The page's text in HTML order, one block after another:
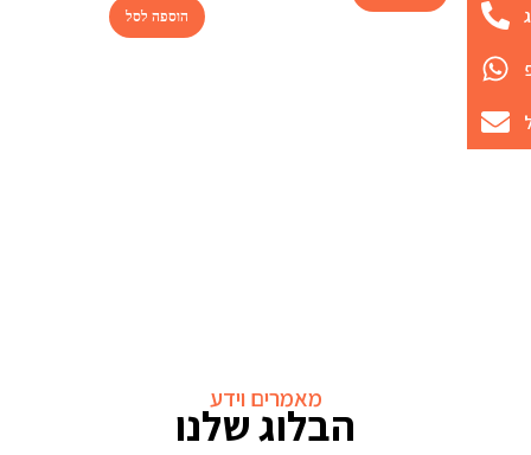
הוספה לסל
מאמרים וידע
הבלוג שלנו